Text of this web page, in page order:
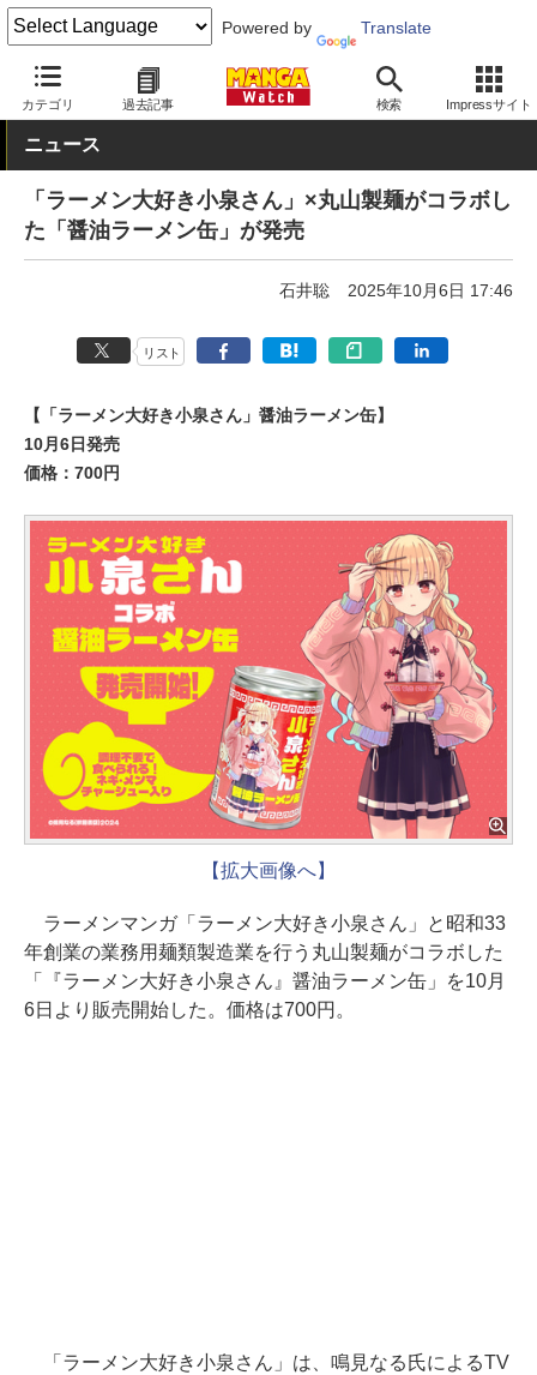
Powered by Translate
カテゴリ 過去記事 検索 Impressサイト
MANGA Watch コラボ
ニュース
「ラーメン大好き小泉さん」×丸山製麺がコラボし
た「醤油ラーメン缶」が発売
石井聡 2025年10月6日 17:46
リスト
【「ラーメン大好き小泉さん」醤油ラーメン缶】
10月6日発売
価格：700円
【拡大画像へ】
ラーメンマンガ「ラーメン大好き小泉さん」と昭和33
年創業の業務用麺類製造業を行う丸山製麺がコラボした
「『ラーメン大好き小泉さん』醤油ラーメン缶」を10月
6日より販売開始した。価格は700円。
「ラーメン大好き小泉さん」は、鳴見なる氏によるTV